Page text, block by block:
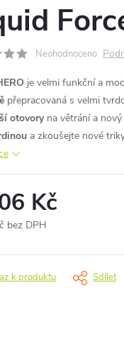
Neohodnoceno
je velmi funkční a
přepracovaná s velmi
otovoryna větrání a nový
a zkoušejte nové
Kč
bez DPH
k produktu Sdílet